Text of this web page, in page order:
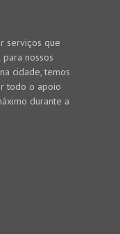
serviços que
nossos
cidade, temos
todo o apoio
durante a